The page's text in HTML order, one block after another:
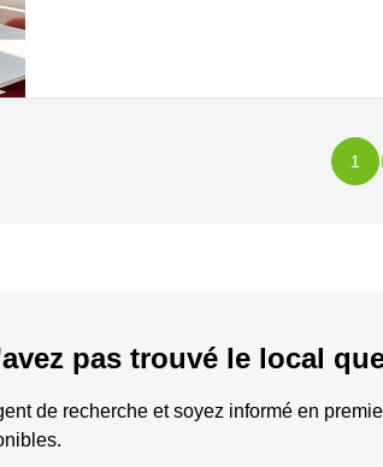
1
pas trouvé le local
de recherche et soyez informé en